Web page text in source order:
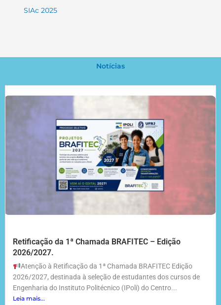
SIAc 2025
Notícias
Retificação da 1ª Chamada BRAFITEC – Edição
2026/2027.
Atenção à Retificação da 1ª Chamada BRAFITEC Edição
2026/2027, destinada à seleção de estudantes dos cursos de
Engenharia do Instituto Politécnico (IPoli) do Centro...
Leia mais...